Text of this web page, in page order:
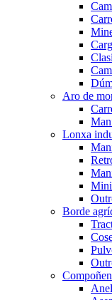
Aro de
Lonxa
Borde